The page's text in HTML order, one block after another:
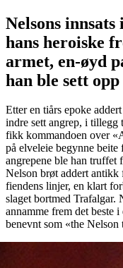
Nelsons
hans heroiske
armet, en-øyd
han ble sett
Etter en tiårs epoke
indre sett angrep, i tillegg
fikk kommandoen over
på elveleie begynne
angrepene ble han truffet
Nelson brøt addert antikk
fiendens linjer, en klart
slaget bortmed Trafalgar.
annamme frem det beste
benevnt som «the